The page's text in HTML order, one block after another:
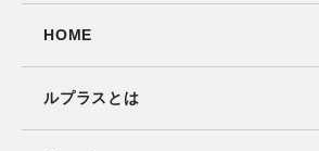
HOME
ルプラスとは